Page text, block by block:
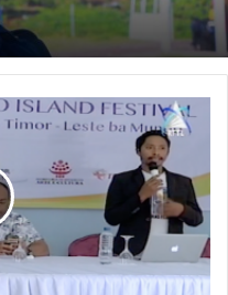
sira naín rua
serake halo ajitasaun,
hasoru malu ho
Komísiu polítika
haleu Timor, ne’e
Buat hotu sei
sira nia
polítika. Ida-idak